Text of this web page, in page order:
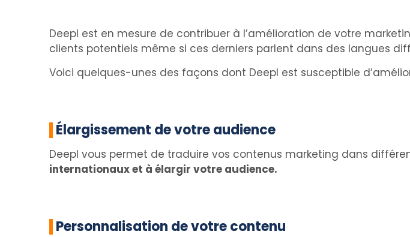
Deepl est en mesure de contribuer à l’amélioration de votre
clients potentiels même si ces derniers parlent dans des langues
Voici quelques-unes des façons dont Deepl est susceptible
Élargissement de votre audience
Deepl vous permet de traduire vos contenus marketing dans
internationaux et à élargir votre audience.
Personnalisation de votre contenu